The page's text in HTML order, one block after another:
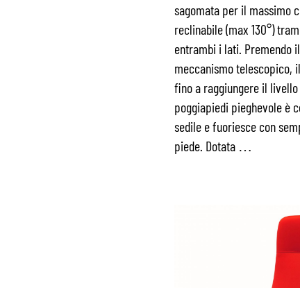
sagomata per il massimo
reclinabile (max 130°)
entrambi i lati. Premendo
meccanismo telescopico,
fino a raggiungere il
poggiapiedi pieghevole è
sedile e fuoriesce con
piede. Dotata …